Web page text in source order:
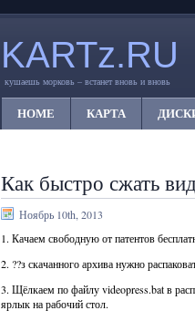
KARTz.RU
кушаешь морковь – встанет вновь и вновь
HOME КАРТА
Как быстро сжать
Ноябрь 10th, 2013
1. Качаем свободную от патентов
2. ??з скачанного архива нужно
3. Щёлкаем по файлу videopress.bat в
ярлык на рабочий стол.